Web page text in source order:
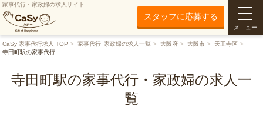
家事代行・家政婦の求人サイト
スタッフに応募する
メニュー
CaSy 家事代行求人 TOP 家事代行･家政婦の求人一覧 大阪府 大阪市
天王寺区
寺田町駅の家事代行
寺田町駅の家事代行・家政婦の求人一
覧